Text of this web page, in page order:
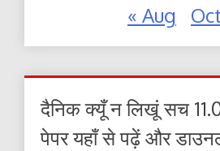
« Aug
दैनिक क्यूँ न लिखूं सच
पेपर यहाँ से पढ़ें और